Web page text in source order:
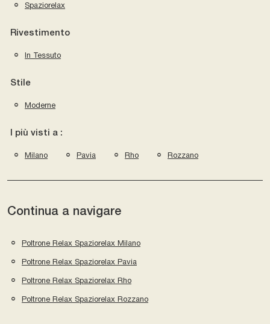
Spaziorelax
Rivestimento
In Tessuto
Stile
Moderne
I più visti a :
Milano Pavia Rho Rozzano
Continua a navigare
Poltrone Relax Spaziorelax Milano
Poltrone Relax Spaziorelax Pavia
Poltrone Relax Spaziorelax Rho
Poltrone Relax Spaziorelax Rozzano